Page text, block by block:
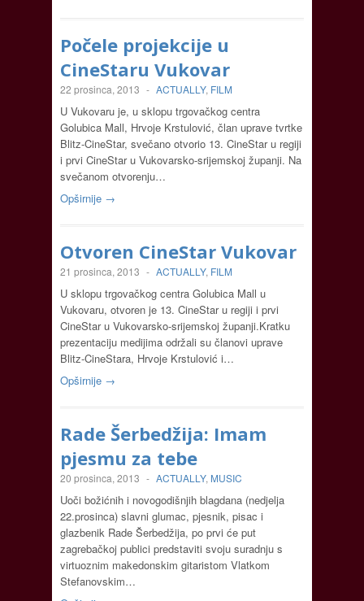
Počele projekcije u
CineStaru Vukovar
22 prosinca, 2013 - ACTUALLY, FILM
U Vukovaru je, u sklopu trgovačkog centra
Golubica Mall, Hrvoje Krstulović, član uprave tvrtke
Blitz-CineStar, svečano otvorio 13. CineStar u regiji
i prvi CineStar u Vukovarsko-srijemskoj županji. Na
svečanom otvorenju…
Opširnije →
Otvoren CineStar Vukovar
21 prosinca, 2013 - ACTUALLY, FILM
U sklopu trgovačkog centra Golubica Mall u
Vukovaru, otvoren je 13. CineStar u regiji i prvi
CineStar u Vukovarsko-srijemskoj županji.Kratku
prezentaciju medijima održali su članovi uprave
Blitz-CineStara, Hrvoje Krstulović i…
Opširnije →
Rade Šerbedžija: Imam
pjesmu za tebe
20 prosinca, 2013 - ACTUALLY, MUSIC
Uoči božićnih i novogodišnjih blagdana (nedjelja
22.prosinca) slavni glumac, pjesnik, pisac i
glazbenik Rade Šerbedžija, po prvi će put
zagrebačkoj publici predstaviti svoju suradnju s
virtuoznim makedonskim gitaristom Vlatkom
Stefanovskim…